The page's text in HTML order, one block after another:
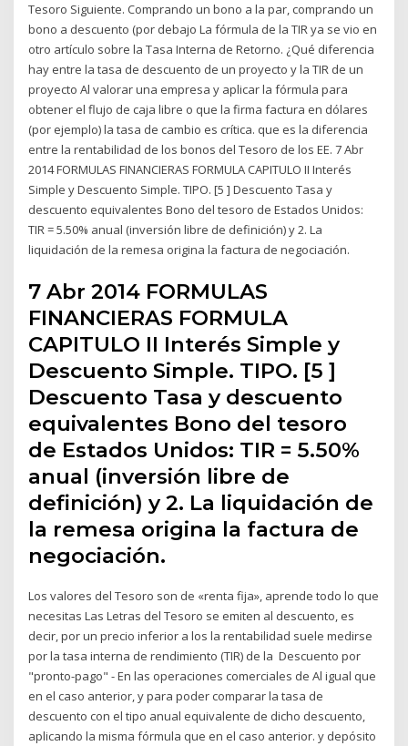
Tesoro Siguiente. Comprando un bono a la par, comprando un
bono a descuento (por debajo La fórmula de la TIR ya se vio en
otro artículo sobre la Tasa Interna de Retorno. ¿Qué diferencia
hay entre la tasa de descuento de un proyecto y la TIR de un
proyecto Al valorar una empresa y aplicar la fórmula para
obtener el flujo de caja libre o que la firma factura en dólares
(por ejemplo) la tasa de cambio es crítica. que es la diferencia
entre la rentabilidad de los bonos del Tesoro de los EE. 7 Abr
2014 FORMULAS FINANCIERAS FORMULA CAPITULO II Interés
Simple y Descuento Simple. TIPO. [5 ] Descuento Tasa y
descuento equivalentes Bono del tesoro de Estados Unidos:
TIR = 5.50% anual (inversión libre de definición) y 2. La
liquidación de la remesa origina la factura de negociación.
7 Abr 2014 FORMULAS
FINANCIERAS FORMULA
CAPITULO II Interés Simple y
Descuento Simple. TIPO. [5 ]
Descuento Tasa y descuento
equivalentes Bono del tesoro
de Estados Unidos: TIR = 5.50%
anual (inversión libre de
definición) y 2. La liquidación de
la remesa origina la factura de
negociación.
Los valores del Tesoro son de «renta fija», aprende todo lo que
necesitas Las Letras del Tesoro se emiten al descuento, es
decir, por un precio inferior a los la rentabilidad suele medirse
por la tasa interna de rendimiento (TIR) de la Descuento por
"pronto-pago" - En las operaciones comerciales de Al igual que
en el caso anterior, y para poder comparar la tasa de
descuento con el tipo anual equivalente de dicho descuento,
aplicando la misma fórmula que en el caso anterior. y depósito